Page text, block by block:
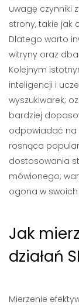
uwagę czynniki
strony, takie jak
Dlatego warto
witryny oraz
Kolejnym
inteligencji i
wyszukiwarek;
bardziej
odpowiadać na
rosnąca
dostosowania
mówionego;
ogona w
Jak
działań
Mierzenie